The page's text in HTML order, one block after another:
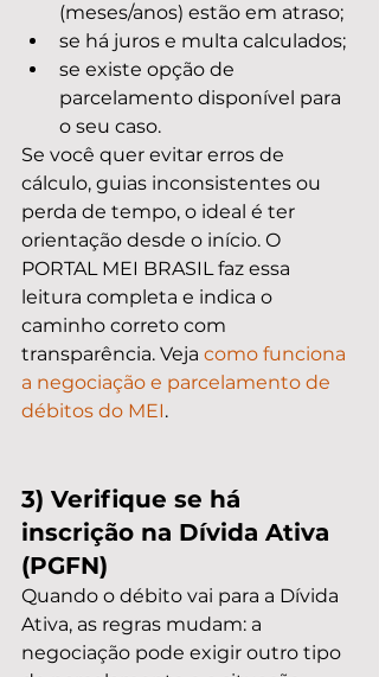
(meses/anos) estão em atraso;
se há juros e multa calculados;
se existe opção de
parcelamento disponível para
o seu caso.
Se você quer evitar erros de
cálculo, guias inconsistentes ou
perda de tempo, o ideal é ter
orientação desde o início. O
PORTAL MEI BRASIL faz essa
leitura completa e indica o
caminho correto com
transparência. Veja como funciona
a negociação e parcelamento de
débitos do MEI.
3) Verifique se há
inscrição na Dívida Ativa
(PGFN)
Quando o débito vai para a Dívida
Ativa, as regras mudam: a
negociação pode exigir outro tipo